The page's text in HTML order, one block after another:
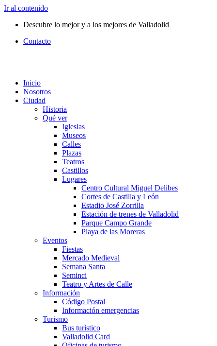
Ir al contenido
Descubre lo mejor y a los mejores de Valladolid
Contacto
Inicio
Nosotros
Ciudad
Historia
Qué ver
Iglesias
Museos
Calles
Plazas
Teatros
Castillos
Lugares
Centro Cultural Miguel Delibes
Cortes de Castilla y León
Estadio José Zorrilla
Estación de trenes de Valladolid
Parque Campo Grande
Playa de las Moreras
Eventos
Fiestas
Mercado Medieval
Semana Santa
Seminci
Teatro y Artes de Calle
Información
Código Postal
Información emergencias
Turismo
Bus turístico
Valladolid Card